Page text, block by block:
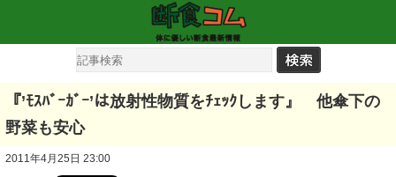
『’ﾓｽﾊﾞｰｶﾞｰ’は放射性物質をﾁｪｯｸします』 他傘下の
野菜も安心
2011年4月25日 23:00